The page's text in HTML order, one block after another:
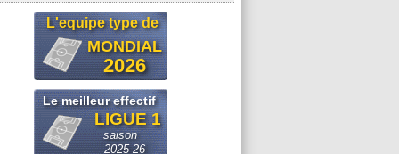
L'equipe type de
MONDIAL
2026
Le meilleur effectif
LIGUE 1
saison
2025-26